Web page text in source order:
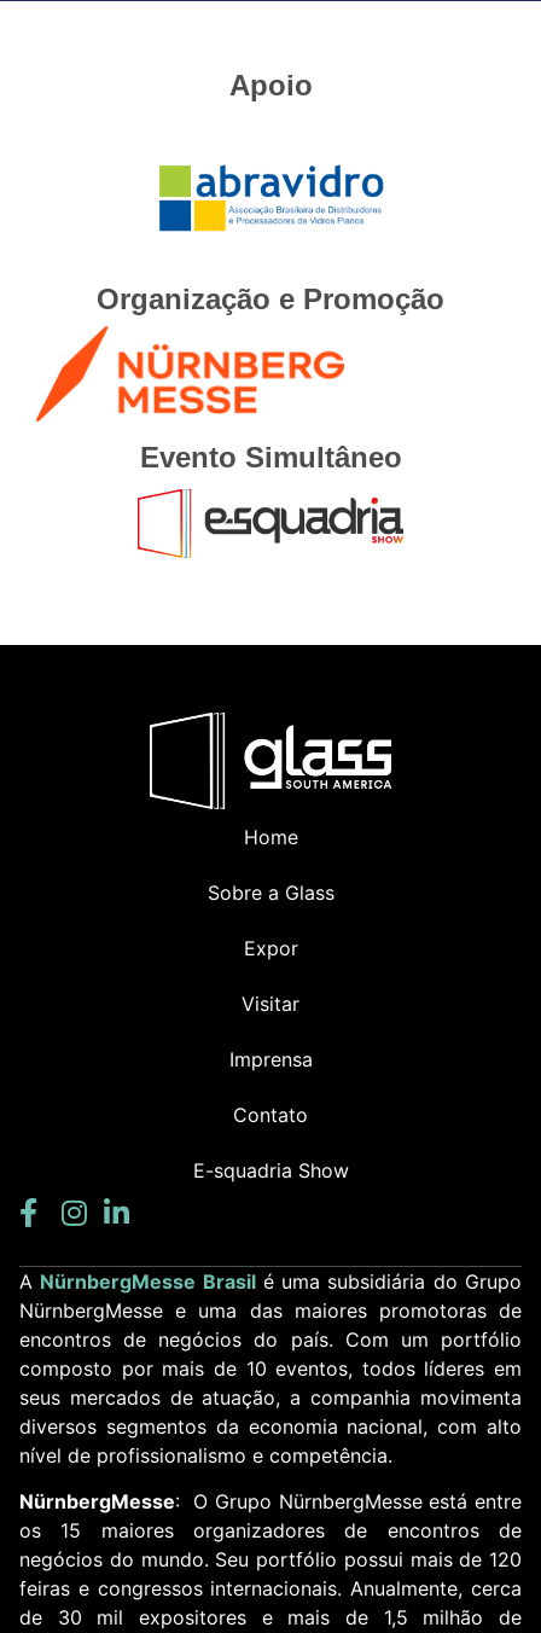
Apoio
Organização e Promoção
Evento Simultâneo
Home
Sobre a Glass
Expor
Visitar
Imprensa
Contato
E-squadria Show
A NürnbergMesse Brasilé uma subsidiária do Grupo
NürnbergMesse e uma das maiores promotoras de
encontros de negócios do país. Com um portfólio
composto por mais de 10 eventos, todos líderes em
seus mercados de atuação, a companhia movimenta
diversos segmentos da economia nacional, com alto
nível de profissionalismo e competência.
NürnbergMesse: O Grupo NürnbergMesse está entre
os 15 maiores organizadores de encontros de
negócios do mundo. Seu portfólio possui mais de 120
feiras e congressos internacionais. Anualmente, cerca
de 30 mil expositores e mais de 1,5 milhão de